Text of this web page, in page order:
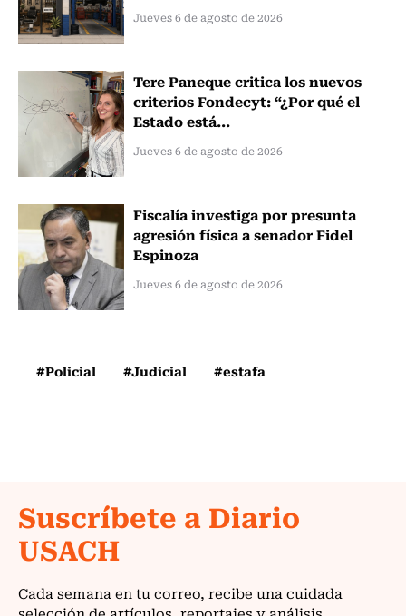
Jueves 6 de agosto de 2026
Tere Paneque critica los nuevos
criterios Fondecyt: “¿Por qué el
Estado está...
Jueves 6 de agosto de 2026
Fiscalía investiga por presunta
agresión física a senador Fidel
Espinoza
Jueves 6 de agosto de 2026
#Policial #Judicial #estafa